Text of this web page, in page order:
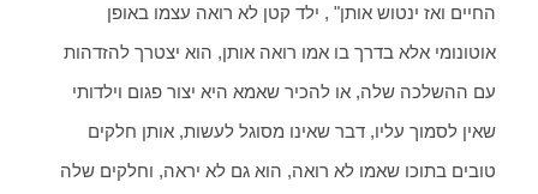
החיים ואז ינטוש אותן" , ילד קטן לא רואה עצמו באופן
אוטונומי אלא בדרך בו אמו רואה אותן, הוא יצטרך להזדהות
עם ההשלכה שלה, או להכיר שאמא היא יצור פגום וילדותי
שאין לסמוך עליו, דבר שאינו מסוגל לעשות, אותן חלקים
טובים בתוכו שאמו לא רואה, הוא גם לא יראה, וחלקים שלה